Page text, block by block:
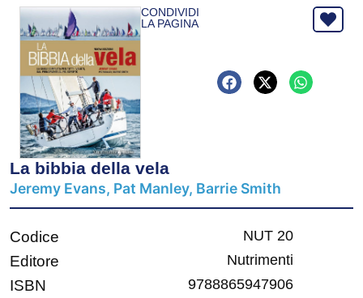
CONDIVIDI
LA PAGINA
La bibbia della vela
Jeremy Evans, Pat Manley, Barrie Smith
Codice NUT 20
Editore Nutrimenti
ISBN 9788865947906